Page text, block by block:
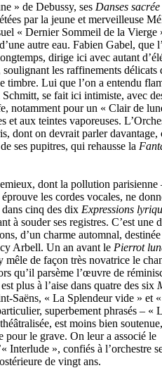
» de Debussy, ses Danses sacrée
par la jeune et merveilleuse
« Dernier Sommeil de la Vierge
autre eau. Fabien Gabel, que
dirige ici avec autant
les raffinements délicats
timbre. Lui que l’on a entendu
Schmitt, se fait ici intimiste, avec
notamment pour un « Clair de
et aux teintes vaporeuses.
dont on devrait parler davantage,
ses pupitres, qui rehausse la
dont la pollution parisienne
les cordes vocales, ne
dans cinq des dix Expressions
à souder ses registres. C’est une
d’un charme automnal, destinée
Arbell. Un an avant le Pierrot
mêle de façon très novatrice le
qu’il parsème l’œuvre de
plus à l’aise dans quatre des six
« La Splendeur vide » et
superbement phrasés – «
est moins bien
pour le grave. On leur a associé le
Interlude », confiés à l’orchestre
de vingt ans.